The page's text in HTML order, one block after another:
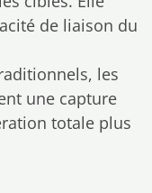
de liaison du
les
une capture
totale plus